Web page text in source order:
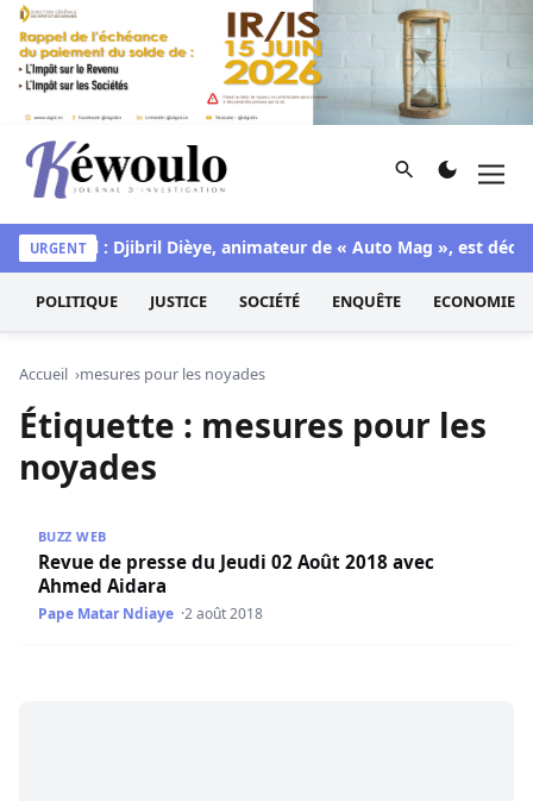
Aller au contenu
Kéwoulo, le premier site d'information et d'investigation
Rechercher
URGENT
en deuil : Djibril Dièye, animateur de « Auto Mag », est
POLITIQUE JUSTICE SOCIÉTÉ ENQUÊTE ECONOMIE
Accueil mesures pour les noyades
Étiquette : mesures pour les
noyades
BUZZ WEB
Revue de presse du Jeudi 02 Août 2018 avec
Ahmed Aidara
Pape Matar Ndiaye 2 août 2018